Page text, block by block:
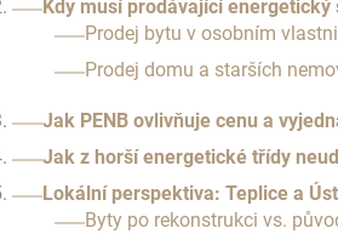
Kdy musí prodávající
Prodej bytu v osobním
Prodej domu a starších
Jak PENB ovlivňuje cenu a
Jak z horší energetické třídy
Lokální perspektiva: Teplice a
Byty po rekonstrukci vs.